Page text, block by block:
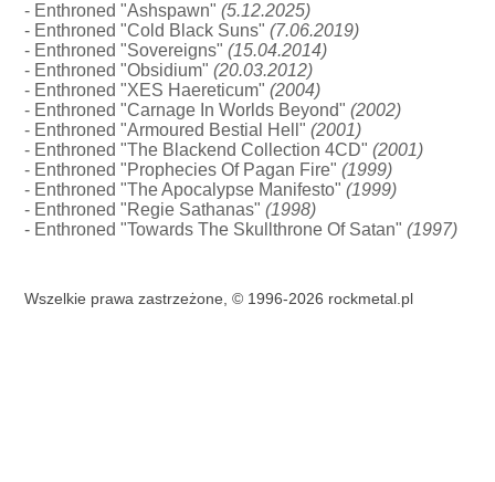
- Enthroned "Ashspawn"(5.12.2025)
- Enthroned "Cold Black Suns"(7.06.2019)
- Enthroned "Sovereigns"(15.04.2014)
- Enthroned "Obsidium"(20.03.2012)
- Enthroned "XES Haereticum"(2004)
- Enthroned "Carnage In Worlds Beyond"(2002)
- Enthroned "Armoured Bestial Hell"(2001)
- Enthroned "The Blackend Collection 4CD"(2001)
- Enthroned "Prophecies Of Pagan Fire"(1999)
- Enthroned "The Apocalypse Manifesto"(1999)
- Enthroned "Regie Sathanas"(1998)
- Enthroned "Towards The Skullthrone Of Satan"(1997)
Wszelkie prawa zastrzeżone, © 1996-2026 rockmetal.pl